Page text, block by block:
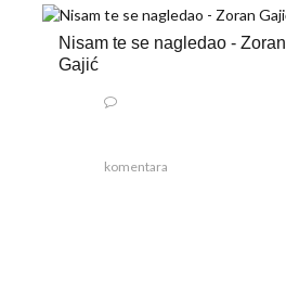
Nisam te se nagledao - Zoran
Gajić
komentara